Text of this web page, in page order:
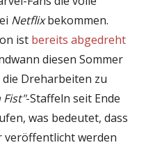
Netflixbekommen.
ist bereits abgedreht
diesen Sommer
Dreharbeiten zu
Fist"-Staffeln seit Ende
was bedeutet, dass
veröffentlicht werden